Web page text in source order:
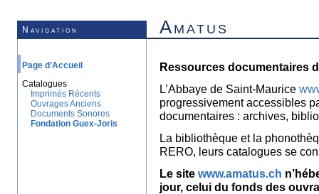
Navigation Amatus
Page d’Accueil
Catalogues
Imprimés Récents
Ouvrages Anciens
Documents Sonores
Fondation Guex-Joris
Ressources documentaires
L’Abbaye de Saint-Maurice
progressivement accessibles
documentaires : archives,
La bibliothèque et la
RERO, leurs catalogues se
Le site www.amatus.ch
jour, celui du fonds des